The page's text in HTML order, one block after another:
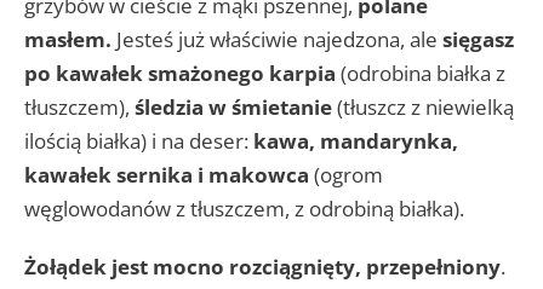
grzybów w cieście z mąki pszennej, polane
masłem. Jesteś już właściwie najedzona, ale sięgasz
po kawałek smażonego karpia (odrobina białka z
tłuszczem), śledzia w śmietanie(tłuszcz z niewielką
ilością białka) i na deser: kawa, mandarynka,
kawałek sernika i makowca (ogrom
węglowodanów z tłuszczem, z odrobiną białka).
Żołądek jest mocno rozciągnięty, przepełniony.